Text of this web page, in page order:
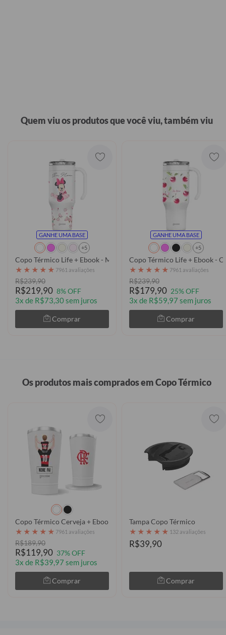
Quem viu os produtos que você viu, também viu
GANHE UMA BASE
+5
Copo Térmico Life + Ebook - Mickey & Amigos - Classical Rose
★ ★ ★ ★ ★ 7961 avaliações
R$239,90
R$219,90 8% OFF
3x de R$73,30 sem juros
Comprar
GANHE UMA BASE
+5
Copo Térmico Life + Ebook -
★ ★ ★ ★ ★ 7961 avaliações
R$239,90
R$179,90 25% OFF
3x de R$59,97 sem juros
Comprar
Os produtos mais comprados em Copo Térmico
Copo Térmico Cerveja + Ebook - Flamengo - Pai Torcedor 2026
★ ★ ★ ★ ★ 7961 avaliações
R$189,90
R$119,90 37% OFF
3x de R$39,97 sem juros
Comprar
Tampa Copo Térmico
★ ★ ★ ★ ★ 132 avaliações
R$39,90
Comprar